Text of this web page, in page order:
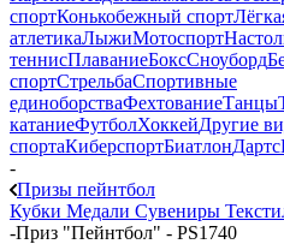
спортКонькобежный спорт
атлетикаЛыжиМотоспорт
теннисПлаваниеБоксСноуборд
спортСтрельбаСпортивные
единоборстваФехтованиеТанцы
катаниеФутболХоккейДругие
спортаКиберспортБиатлонДартс
-
Призы пейнтбол
Кубки Медали Сувениры
-Приз "Пейнтбол" - PS1740